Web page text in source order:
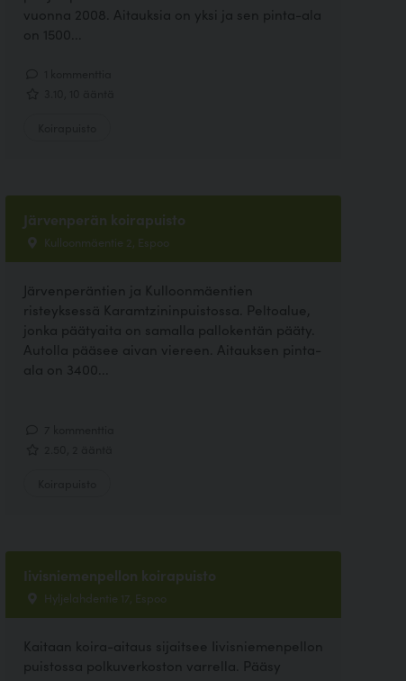
vuonna 2008. Aitauksia on yksi ja sen pinta-ala
on 1500...
Järvenperän koirapuisto
Kulloonmäentie 2, Espoo
Järvenperäntien ja Kulloonmäentien
risteyksessä Karamtzininpuistossa. Peltoalue,
jonka päätyaita on samalla pallokentän pääty.
Autolla pääsee aivan viereen. Aitauksen pinta-
ala on 3400...
Iivisniemenpellon koirapuisto
Hyljelahdentie 17, Espoo
Kaitaan koira-aitaus sijaitsee Iivisniemenpellon
puistossa polkuverkoston varrella. Pääsy